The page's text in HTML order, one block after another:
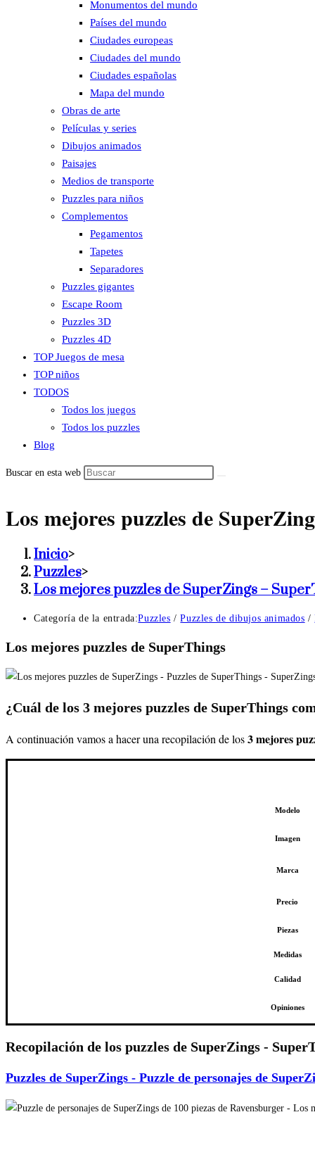
Monumentos del mundo
Países del mundo
Ciudades europeas
Ciudades del mundo
Ciudades españolas
Mapa del mundo
Obras de arte
Películas y series
Dibujos animados
Paisajes
Medios de transporte
Puzzles para niños
Complementos
Pegamentos
Tapetes
Separadores
Puzzles gigantes
Escape Room
Puzzles 3D
Puzzles 4D
TOP Juegos de mesa
TOP niños
TODOS
Todos los juegos
Todos los puzzles
Blog
Buscar en esta web
Los mejores puzzles de
Inicio>
Puzzles>
Los mejores puzzles de SuperZings –
Categoría de la entrada:Puzzles / Puzzles de dibujos animados /
Los mejores puzzles de SuperThings
¿Cuál de los 3 mejores puzzles de SuperThings
A continuación vamos a hacer una recopilación de los3 mejores
Modelo
Imagen
Marca
Precio
Piezas
Medidas
Calidad
Opiniones
Recopilación de los puzzles de SuperZings -
Puzzles de SuperZings - Puzzle de personajes de